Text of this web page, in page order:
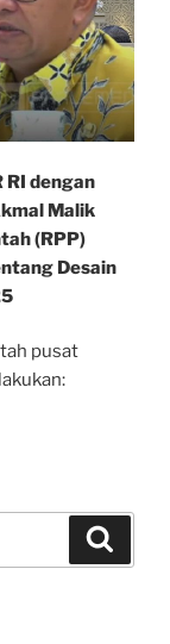
RI dengan
Malik
(RPP)
Desain
pusat